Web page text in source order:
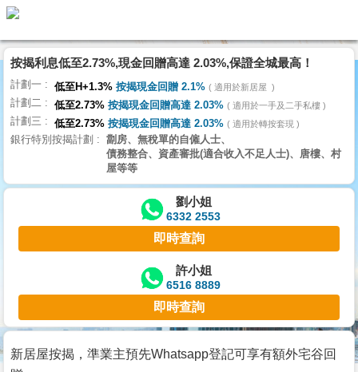
代
理
主
頁
搵
樓/
交
業
主
宅
谷
按
按揭利息低至2.73%,現金回贈高達 2.03%,保證全城最高！
計劃一 低至H+1.3% 按揭現金回贈 2.1% 適用於新居屋
計劃二 低至2.73% 按揭現金回贈高達 2.03% 適用於一手及二手私樓
計劃三 低至2.73% 按揭現金回贈高達 2.03% 適用於轉按套現
銀行特別按揭計劃
劏房、無稅單的自僱人士、
債務整合、資產審批(適合收入不足人士)、唐樓、村
屋等等
劉小姐
6332 2553
即時查詢
許小姐
6516 8889
即時查詢
新居屋按揭，準業主預先Whatsapp登記可享有額外宅谷回